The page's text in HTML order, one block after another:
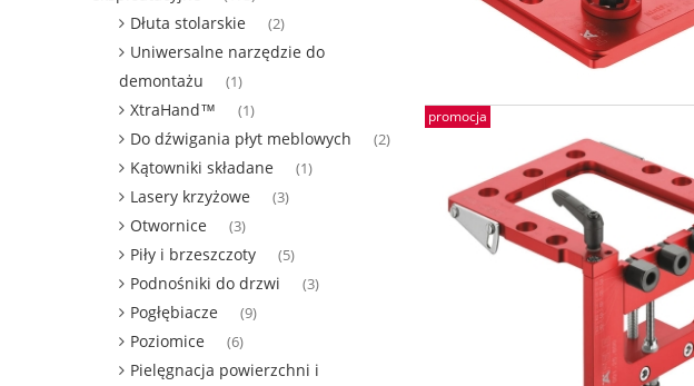
Dłuta stolarskie (2)
Uniwersalne narzędzie do
demontażu
(1)
XtraHand™ (1)
Do dźwigania płyt meblowych (2)
Kątowniki składane (1)
Lasery krzyżowe (3)
Otwornice (3)
Piły i brzeszczoty (5)
Podnośniki do drzwi (3)
Pogłębiacze (9)
Poziomice (6)
Pielęgnacja powierzchni i
promocja